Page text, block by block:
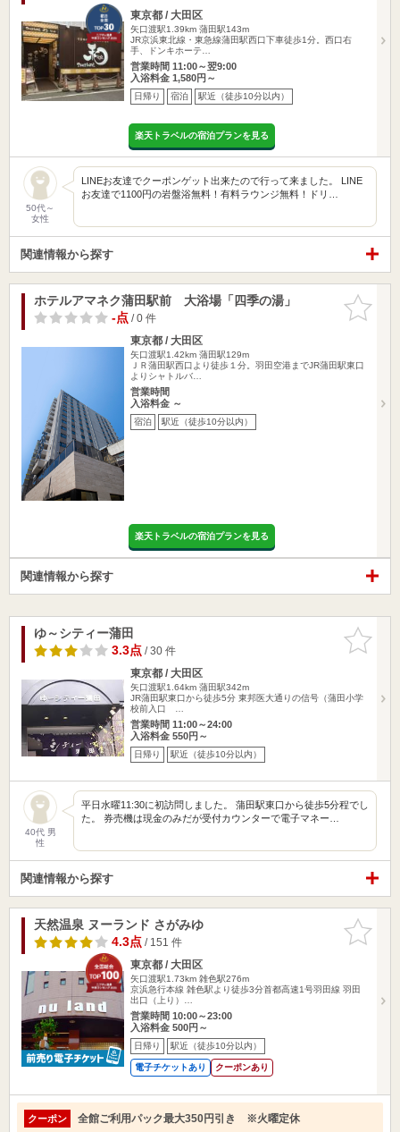
東京都 / 大田区
矢口渡駅1.39km 蒲田駅143m
JR京浜東北線・東急線蒲田駅西口下車徒歩1分。西口右
手、ドンキホーテ…
営業時間 11:00～翌9:00
入浴料金 1,580円～
日帰り 宿泊 駅近（徒歩10分以内）
楽天トラベルの宿泊プランを見る
50代～
女性
LINEお友達でクーポンゲット出来たので行って来ました。 LINE
お友達で1100円の岩盤浴無料！有料ラウンジ無料！ドリ…
関連情報から探す
お気に入
りに追加
ホテルアマネク蒲田駅前 大浴場「四季の湯」
-点/ 0 件
東京都 / 大田区
矢口渡駅1.42km 蒲田駅129m
ＪＲ蒲田駅西口より徒歩１分。羽田空港までJR蒲田駅東口
よりシャトルバ…
営業時間
入浴料金 ～
宿泊 駅近（徒歩10分以内）
楽天トラベルの宿泊プランを見る
関連情報から探す
お気に入
りに追加
ゆ～シティー蒲田
3.3点/ 30 件
東京都 / 大田区
矢口渡駅1.64km 蒲田駅342m
JR蒲田駅東口から徒歩5分 東邦医大通りの信号（蒲田小学
校前入口 …
営業時間 11:00～24:00
入浴料金 550円～
日帰り 駅近（徒歩10分以内）
40代 男
性
平日水曜11:30に初訪問しました。 蒲田駅東口から徒歩5分程でし
た。 券売機は現金のみだが受付カウンターで電子マネー…
関連情報から探す
お気に入
りに追加
天然温泉 ヌーランド さがみゆ
4.3点/ 151 件
東京都 / 大田区
矢口渡駅1.73km 雑色駅276m
京浜急行本線 雑色駅より徒歩3分首都高速1号羽田線 羽田
出口（上り）…
営業時間 10:00～23:00
入浴料金 500円～
日帰り 駅近（徒歩10分以内）
電子チケットあり クーポンあり
クーポン 全館ご利用パック最大350円引き ※火曜定休